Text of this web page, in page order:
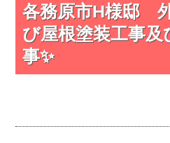
各務原市H様邸
び屋根塗装工事
事✨